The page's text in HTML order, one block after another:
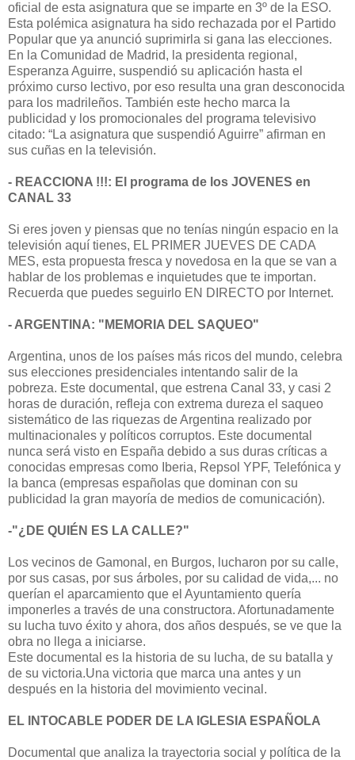
oficial de esta asignatura que se imparte en 3º de la ESO.
Esta polémica asignatura ha sido rechazada por el Partido
Popular que ya anunció suprimirla si gana las elecciones.
En la Comunidad de Madrid, la presidenta regional,
Esperanza Aguirre, suspendió su aplicación hasta el
próximo curso lectivo, por eso resulta una gran desconocida
para los madrileños. También este hecho marca la
publicidad y los promocionales del programa televisivo
citado: “La asignatura que suspendió Aguirre” afirman en
sus cuñas en la televisión.
- REACCIONA !!!: El programa de los JOVENES en
CANAL 33
Si eres joven y piensas que no tenías ningún espacio en la
televisión aquí tienes, EL PRIMER JUEVES DE CADA
MES, esta propuesta fresca y novedosa en la que se van a
hablar de los problemas e inquietudes que te importan.
Recuerda que puedes seguirlo EN DIRECTO por Internet.
- ARGENTINA: "MEMORIA DEL SAQUEO"
Argentina, unos de los países más ricos del mundo, celebra
sus elecciones presidenciales intentando salir de la
pobreza. Este documental, que estrena Canal 33, y casi 2
horas de duración, refleja con extrema dureza el saqueo
sistemático de las riquezas de Argentina realizado por
multinacionales y políticos corruptos. Este documental
nunca será visto en España debido a sus duras críticas a
conocidas empresas como Iberia, Repsol YPF, Telefónica y
la banca (empresas españolas que dominan con su
publicidad la gran mayoría de medios de comunicación).
-"¿DE QUIÉN ES LA CALLE?"
Los vecinos de Gamonal, en Burgos, lucharon por su calle,
por sus casas, por sus árboles, por su calidad de vida,... no
querían el aparcamiento que el Ayuntamiento quería
imponerles a través de una constructora. Afortunadamente
su lucha tuvo éxito y ahora, dos años después, se ve que la
obra no llega a iniciarse.
Este documental es la historia de su lucha, de su batalla y
de su victoria.Una victoria que marca una antes y un
después en la historia del movimiento vecinal.
EL INTOCABLE PODER DE LA IGLESIA ESPAÑOLA
Documental que analiza la trayectoria social y política de la